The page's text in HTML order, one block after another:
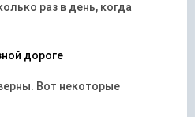
раз в день, когда
Вот некоторые